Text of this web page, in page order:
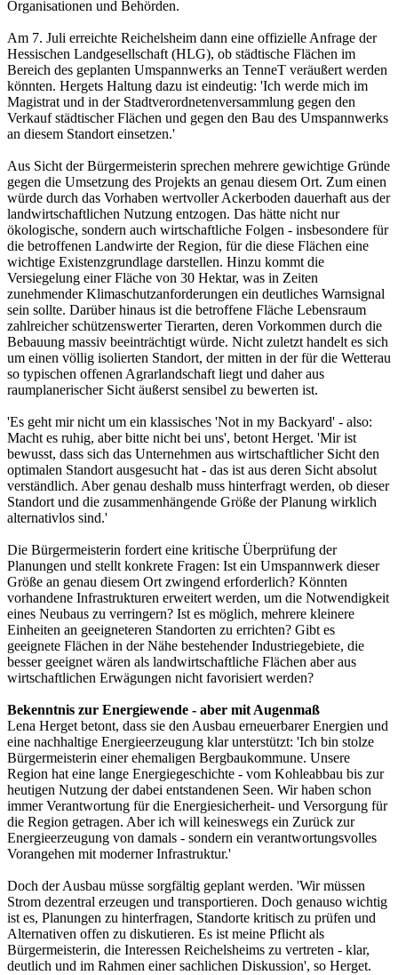
Organisationen und Behörden.
Am 7. Juli erreichte Reichelsheim dann eine offizielle Anfrage der
Hessischen Landgesellschaft (HLG), ob städtische Flächen im
Bereich des geplanten Umspannwerks an TenneT veräußert werden
könnten. Hergets Haltung dazu ist eindeutig: 'Ich werde mich im
Magistrat und in der Stadtverordnetenversammlung gegen den
Verkauf städtischer Flächen und gegen den Bau des Umspannwerks
an diesem Standort einsetzen.'
Aus Sicht der Bürgermeisterin sprechen mehrere gewichtige Gründe
gegen die Umsetzung des Projekts an genau diesem Ort. Zum einen
würde durch das Vorhaben wertvoller Ackerboden dauerhaft aus der
landwirtschaftlichen Nutzung entzogen. Das hätte nicht nur
ökologische, sondern auch wirtschaftliche Folgen - insbesondere für
die betroffenen Landwirte der Region, für die diese Flächen eine
wichtige Existenzgrundlage darstellen. Hinzu kommt die
Versiegelung einer Fläche von 30 Hektar, was in Zeiten
zunehmender Klimaschutzanforderungen ein deutliches Warnsignal
sein sollte. Darüber hinaus ist die betroffene Fläche Lebensraum
zahlreicher schützenswerter Tierarten, deren Vorkommen durch die
Bebauung massiv beeinträchtigt würde. Nicht zuletzt handelt es sich
um einen völlig isolierten Standort, der mitten in der für die Wetterau
so typischen offenen Agrarlandschaft liegt und daher aus
raumplanerischer Sicht äußerst sensibel zu bewerten ist.
'Es geht mir nicht um ein klassisches 'Not in my Backyard' - also:
Macht es ruhig, aber bitte nicht bei uns', betont Herget. 'Mir ist
bewusst, dass sich das Unternehmen aus wirtschaftlicher Sicht den
optimalen Standort ausgesucht hat - das ist aus deren Sicht absolut
verständlich. Aber genau deshalb muss hinterfragt werden, ob dieser
Standort und die zusammenhängende Größe der Planung wirklich
alternativlos sind.'
Die Bürgermeisterin fordert eine kritische Überprüfung der
Planungen und stellt konkrete Fragen: Ist ein Umspannwerk dieser
Größe an genau diesem Ort zwingend erforderlich? Könnten
vorhandene Infrastrukturen erweitert werden, um die Notwendigkeit
eines Neubaus zu verringern? Ist es möglich, mehrere kleinere
Einheiten an geeigneteren Standorten zu errichten? Gibt es
geeignete Flächen in der Nähe bestehender Industriegebiete, die
besser geeignet wären als landwirtschaftliche Flächen aber aus
wirtschaftlichen Erwägungen nicht favorisiert werden?
Bekenntnis zur Energiewende - aber mit Augenmaß
Lena Herget betont, dass sie den Ausbau erneuerbarer Energien und
eine nachhaltige Energieerzeugung klar unterstützt: 'Ich bin stolze
Bürgermeisterin einer ehemaligen Bergbaukommune. Unsere
Region hat eine lange Energiegeschichte - vom Kohleabbau bis zur
heutigen Nutzung der dabei entstandenen Seen. Wir haben schon
immer Verantwortung für die Energiesicherheit- und Versorgung für
die Region getragen. Aber ich will keineswegs ein Zurück zur
Energieerzeugung von damals - sondern ein verantwortungsvolles
Vorangehen mit moderner Infrastruktur.'
Doch der Ausbau müsse sorgfältig geplant werden. 'Wir müssen
Strom dezentral erzeugen und transportieren. Doch genauso wichtig
ist es, Planungen zu hinterfragen, Standorte kritisch zu prüfen und
Alternativen offen zu diskutieren. Es ist meine Pflicht als
Bürgermeisterin, die Interessen Reichelsheims zu vertreten - klar,
deutlich und im Rahmen einer sachlichen Diskussion', so Herget.